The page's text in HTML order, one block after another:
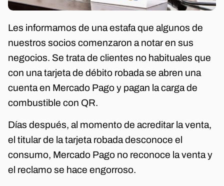
Les informamos de una estafa que algunos de
nuestros socios comenzaron a notar en sus
negocios. Se trata de clientes no habituales que
con una tarjeta de débito robada se abren una
cuenta en Mercado Pago y pagan la carga de
combustible con QR.
Días después, al momento de acreditar la venta,
el titular de la tarjeta robada desconoce el
consumo, Mercado Pago no reconoce la venta y
el reclamo se hace engorroso.